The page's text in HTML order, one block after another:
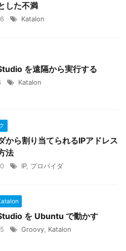
した不満
Katalon
を遠隔から実行する
Katalon
から割り当てられるIPアドレス
法
IP, プロバイダ
を Ubuntu で動かす
Groovy Katalon